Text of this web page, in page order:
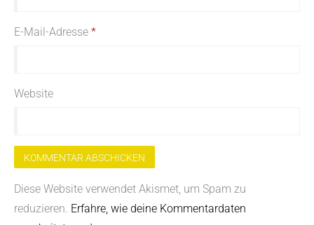
E-Mail-Adresse *
Website
Diese Website verwendet Akismet, um Spam zu
reduzieren. Erfahre, wie deine Kommentardaten